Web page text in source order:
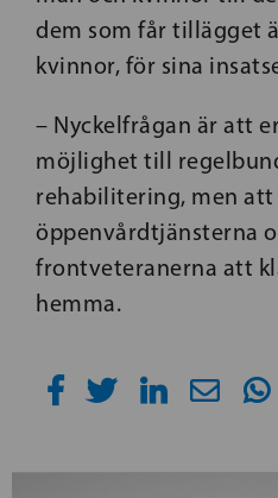
dem som får tillägget
kvinnor, för sina
– Nyckelfrågan är att
möjlighet till
rehabilitering, men att
öppenvårdtjänsterna
frontveteranerna att
hemma.